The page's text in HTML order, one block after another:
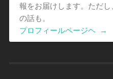
報をお届けします。ただ
の話も。
プロフィールページヘ
→